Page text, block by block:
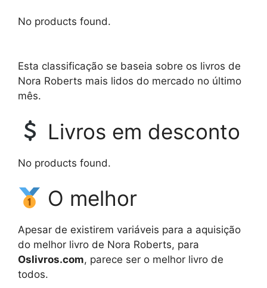
No products found.
Esta classificação se baseia sobre os livros de
Nora Roberts mais lidos do mercado no último
mês.
Livros em desconto
No products found.
O melhor
Apesar de existirem variáveis para a aquisição
do melhor livro de Nora Roberts, para
Oslivros.com, parece ser o melhor livro de
todos.